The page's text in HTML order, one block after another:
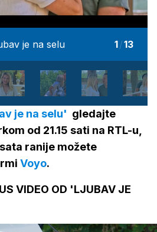
je na selu 1/13
je na selu' gledajte
od 21.15 sati na RTL-u,
ranije možete
Voyo.
VIDEO OD 'LJUBAV JE